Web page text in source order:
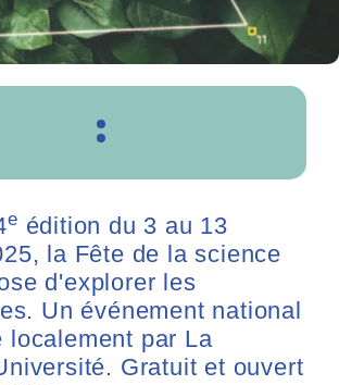
e édition du 3 au 13
la Fête de la science
d'explorer les
Un événement national
localement par La
Gratuit et ouvert